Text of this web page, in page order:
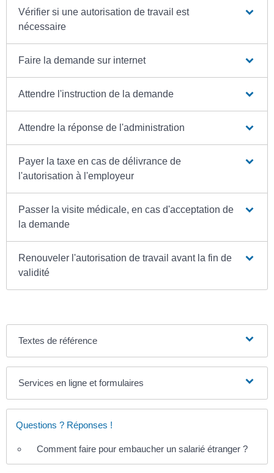
Vérifier si une autorisation de travail est
nécessaire
Faire la demande sur internet
Attendre l'instruction de la demande
Attendre la réponse de l'administration
Payer la taxe en cas de délivrance de
l'autorisation à l'employeur
Passer la visite médicale, en cas d'acceptation de
la demande
Renouveler l'autorisation de travail avant la fin de
validité
Textes de référence
Services en ligne et formulaires
Questions ? Réponses !
Comment faire pour embaucher un salarié étranger ?